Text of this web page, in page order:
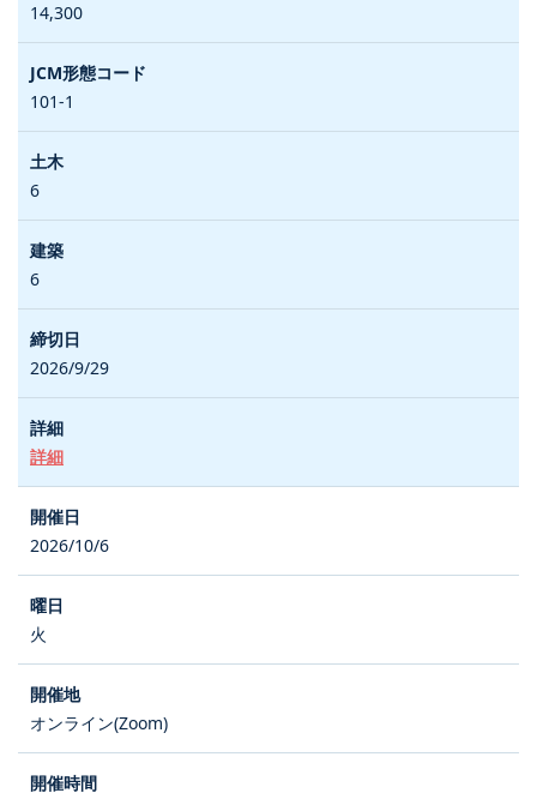
14,300
101-1
6
6
2026/9/29
詳細
2026/10/6
火
オンライン(Zoom)